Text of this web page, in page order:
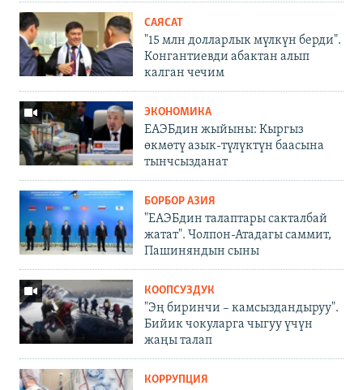
САЯСАТ
"15 млн долларлык мүлкүн берди".
Конгантиевди абактан алып
калган чечим
ЭКОНОМИКА
ЕАЭБдин жыйыны: Кыргыз
өкмөтү азык-түлүктүн баасына
тынчсызданат
БОРБОР АЗИЯ
"ЕАЭБдин талаптары сакталбай
жатат". Чолпон-Атадагы саммит,
Пашиняндын сыны
КООПСУЗДУК
"Эң биринчи – камсыздандыруу".
Бийик чокуларга чыгуу үчүн
жаңы талап
КОРРУПЦИЯ